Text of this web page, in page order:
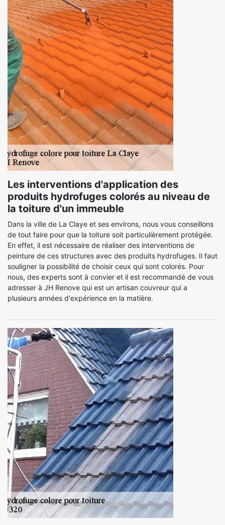
Les interventions d'application des
produits hydrofuges colorés au niveau de
la toiture d'un immeuble
Dans la ville de La Claye et ses environs, nous vous conseillons
de tout faire pour que la toiture soit particulièrement protégée.
En effet, il est nécessaire de réaliser des interventions de
peinture de ces structures avec des produits hydrofuges. Il faut
souligner la possibilité de choisir ceux qui sont colorés. Pour
nous, des experts sont à convier et il est recommandé de vous
adresser à JH Renove qui est un artisan couvreur qui a
plusieurs années d'expérience en la matière.